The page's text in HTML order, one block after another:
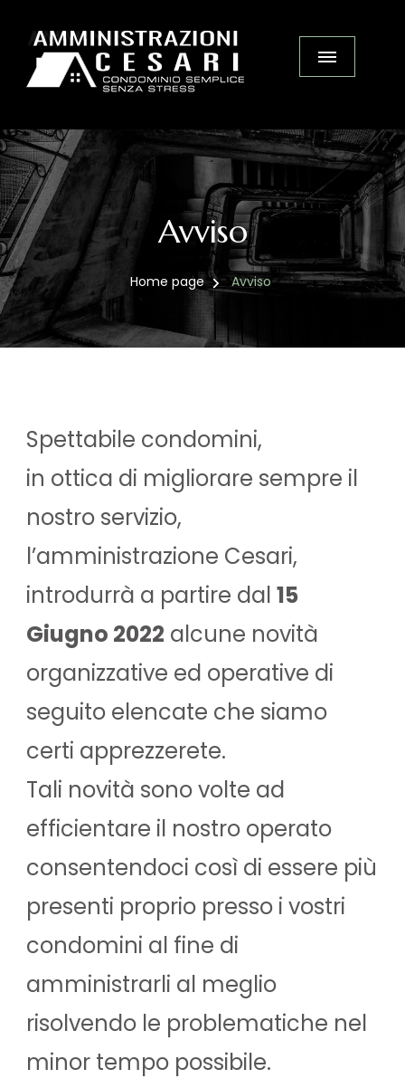
Avviso
Home page Avviso
Spettabile condomini,
in ottica di migliorare sempre il
nostro servizio,
l’amministrazione Cesari,
introdurrà a partire dal 15
Giugno 2022 alcune novità
organizzative ed operative di
seguito elencate che siamo
certi apprezzerete.
Tali novità sono volte ad
efficientare il nostro operato
consentendoci così di essere più
presenti proprio presso i vostri
condomini al fine di
amministrarli al meglio
risolvendo le problematiche nel
minor tempo possibile.